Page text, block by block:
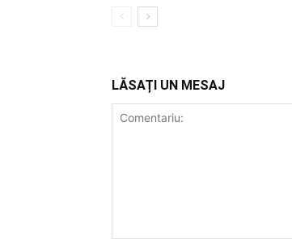
LĂSAȚI UN MESAJ